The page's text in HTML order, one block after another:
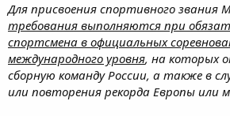
Для присвоения спортивного звания
требования выполняются при
спортсмена в официальных
международного уровня, на которых
сборную команду России, а также в
или повторения рекорда Европы или